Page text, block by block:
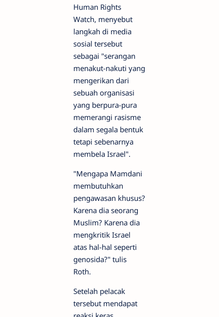
Human Rights
Watch, menyebut
langkah di media
sosial tersebut
sebagai "serangan
menakut-nakuti yang
mengerikan dari
sebuah organisasi
yang berpura-pura
memerangi rasisme
dalam segala bentuk
tetapi sebenarnya
membela Israel".
"Mengapa Mamdani
membutuhkan
pengawasan khusus?
Karena dia seorang
Muslim? Karena dia
mengkritik Israel
atas hal-hal seperti
genosida?" tulis
Roth.
Setelah pelacak
tersebut mendapat